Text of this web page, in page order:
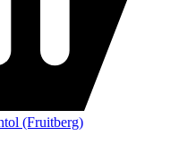
(Fruitberg)